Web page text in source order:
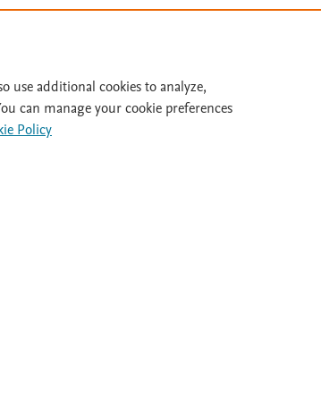
use additional cookies to analyze,
can manage your cookie preferences
Policy